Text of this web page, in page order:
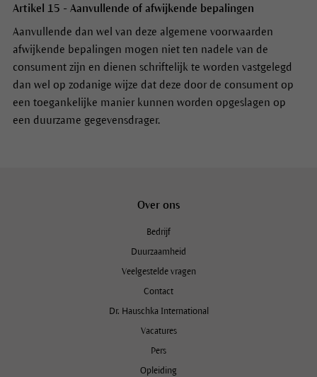
Artikel 15 - Aanvullende of afwijkende bepalingen
Aanvullende dan wel van deze algemene voorwaarden
afwijkende bepalingen mogen niet ten nadele van de
consument zijn en dienen schriftelijk te worden vastgelegd
dan wel op zodanige wijze dat deze door de consument op
een toegankelijke manier kunnen worden opgeslagen op
een duurzame gegevensdrager.
Over ons
Bedrijf
Duurzaamheid
Veelgestelde vragen
Contact
Dr. Hauschka International
Vacatures
Pers
Opleiding